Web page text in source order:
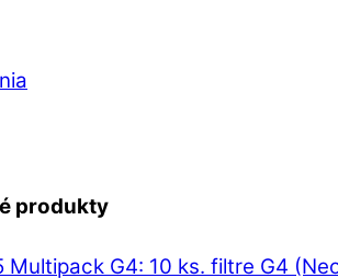
produkty